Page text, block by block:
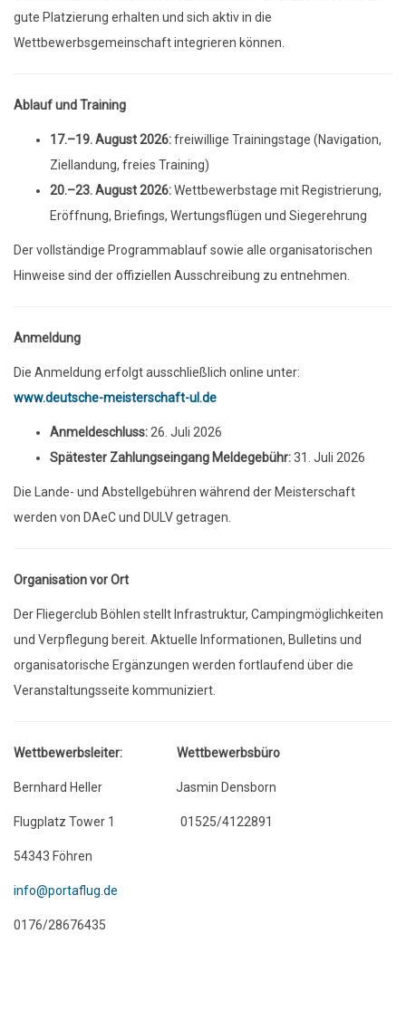
gute Platzierung erhalten und sich aktiv in die
Wettbewerbsgemeinschaft integrieren können.
Ablauf und Training
17.–19. August 2026:freiwillige Trainingstage (Navigation,
Ziellandung, freies Training)
20.–23. August 2026:Wettbewerbstage mit Registrierung,
Eröffnung, Briefings, Wertungsflügen und Siegerehrung
Der vollständige Programmablauf sowie alle organisatorischen
Hinweise sind der offiziellen Ausschreibung zu entnehmen.
Anmeldung
Die Anmeldung erfolgt ausschließlich online unter:
www.deutsche-meisterschaft-ul.de
Anmeldeschluss: 26. Juli 2026
Spätester Zahlungseingang Meldegebühr:31. Juli 2026
Die Lande- und Abstellgebühren während der Meisterschaft
werden von DAeC und DULV getragen.
Organisation vor Ort
Der Fliegerclub Böhlen stellt Infrastruktur, Campingmöglichkeiten
und Verpflegung bereit. Aktuelle Informationen, Bulletins und
organisatorische Ergänzungen werden fortlaufend über die
Veranstaltungsseite kommuniziert.
Wettbewerbsleiter: Wettbewerbsbüro
Bernhard Heller Jasmin Densborn
Flugplatz Tower 1 01525/4122891
54343 Föhren
info@portaflug.de
0176/28676435